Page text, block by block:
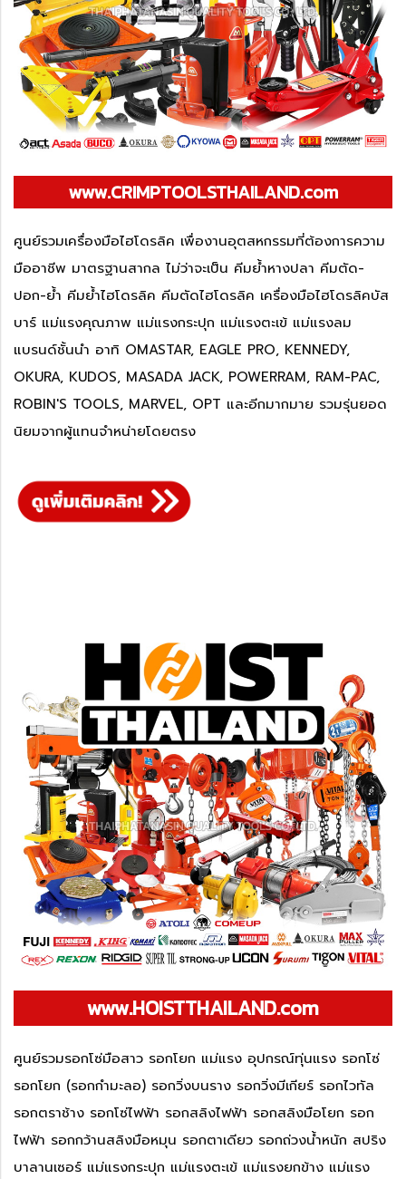
www.CRIMPTOOLSTHAILAND.com
ศูนย์รวมเครื่องมือไฮโดรลิค เพื่องานอุตสหกรรมที่ต้องการความ
มืออาชีพ มาตรฐานสากล ไม่ว่าจะเป็น คีมย้ำหางปลา คีมตัด-
ปอก-ย้ำ คีมย้ำไฮโดรลิค คีมตัดไฮโดรลิค เครื่องมือไฮโดรลิคบัส
บาร์ แม่แรงคุณภาพ แม่แรงกระปุก แม่แรงตะเข้ แม่แรงลม
แบรนด์ชั้นนำ อาทิ OMASTAR, EAGLE PRO, KENNEDY,
OKURA, KUDOS, MASADA JACK, POWERRAM, RAM-PAC,
ROBIN'S TOOLS, MARVEL, OPT และอีกมากมาย รวมรุ่นยอด
นิยมจากผู้แทนจำหน่ายโดยตรง
www.HOISTTHAILAND.com
ศูนย์รวมรอกโซ่มือสาว รอกโยก แม่แรง อุปกรณ์ทุ่นแรง รอกโซ่
รอกโยก (รอกกำมะลอ) รอกวิ่งบนราง รอกวิ่งมีเกียร์ รอกไวทัล
รอกตราช้าง รอกโซ่ไฟฟ้า รอกสลิงไฟฟ้า รอกสลิงมือโยก รอก
ไฟฟ้า รอกกว้านสลิงมือหมุน รอกตาเดียว รอกถ่วงน้ำหนัก สปริง
บาลานเซอร์ แม่แรงกระปุก แม่แรงตะเข้ แม่แรงยกข้าง แม่แรง